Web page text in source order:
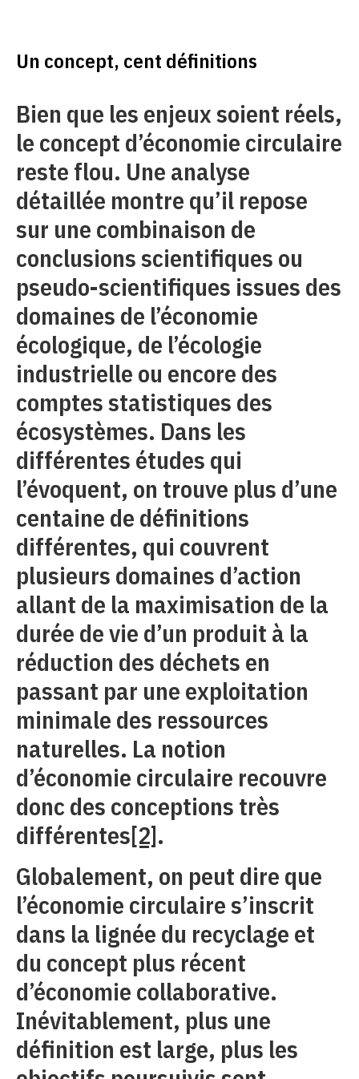
Un concept, cent définitions
Bien que les enjeux soient réels,
le concept d’économie circulaire
reste flou. Une analyse
détaillée montre qu’il repose
sur une combinaison de
conclusions scientifiques ou
pseudo-scientifiques issues des
domaines de l’économie
écologique, de l’écologie
industrielle ou encore des
comptes statistiques des
écosystèmes. Dans les
différentes études qui
l’évoquent, on trouve plus d’une
centaine de définitions
différentes, qui couvrent
plusieurs domaines d’action
allant de la maximisation de la
durée de vie d’un produit à la
réduction des déchets en
passant par une exploitation
minimale des ressources
naturelles. La notion
d’économie circulaire recouvre
donc des conceptions très
différentes[2].
Globalement, on peut dire que
l’économie circulaire s’inscrit
dans la lignée du recyclage et
du concept plus récent
d’économie collaborative.
Inévitablement, plus une
définition est large, plus les